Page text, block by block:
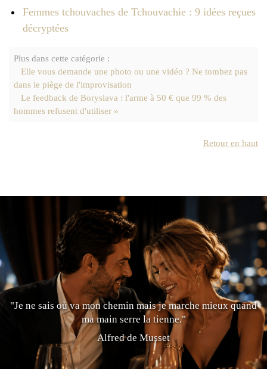
Femmes tchouvaches de Tchouvachie : 9 idées reçues
décryptées
Plus dans cette catégorie :
Elle vous demande une photo ou une vidéo ? Ne tombez pas
dans le piège de l'improvisation
Le feedback de Boryslava : l'arme à 50 € que 99 % des
hommes refusent d'utiliser »
Retour en haut
"Je ne sais où va mon chemin mais je marche mieux quand
ma main serre la tienne."
Alfred de Musset